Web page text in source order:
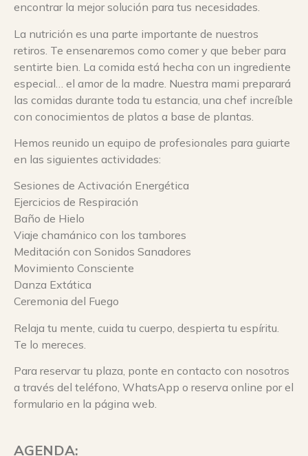
encontrar la mejor solución para tus necesidades.
La nutrición es una parte importante de nuestros
retiros. Te ensenaremos como comer y que beber para
sentirte bien. La comida está hecha con un ingrediente
especial… el amor de la madre. Nuestra mami preparará
las comidas durante toda tu estancia, una chef increíble
con conocimientos de platos a base de plantas.
Hemos reunido un equipo de profesionales para guiarte
en las siguientes actividades:
Sesiones de Activación Energética
Ejercicios de Respiración
Baño de Hielo
Viaje chamánico con los tambores
Meditación con Sonidos Sanadores
Movimiento Consciente
Danza Extática
Ceremonia del Fuego
Relaja tu mente, cuida tu cuerpo, despierta tu espíritu.
Te lo mereces.
Para reservar tu plaza, ponte en contacto con nosotros
a través del teléfono, WhatsApp o reserva online por el
formulario en la página web.
AGENDA: